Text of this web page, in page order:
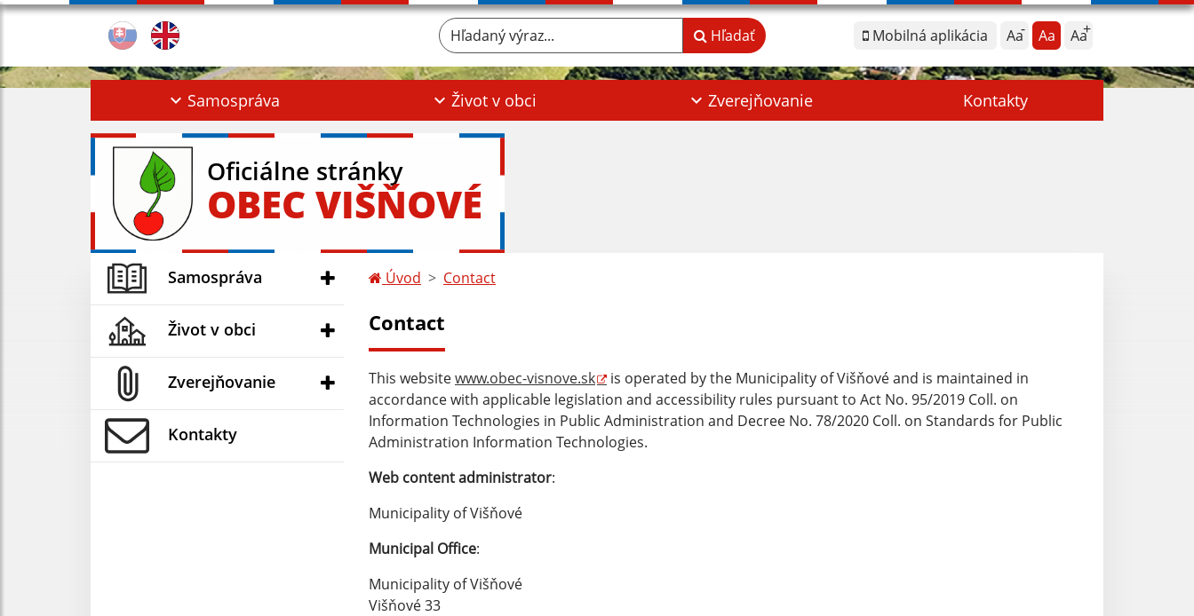
Mobilná aplikácia Aa Aa Aa
Hľadaný výraz... Hľadať
Samospráva Život v obci Zverejňovanie Kontakty
Oficiálne stránky
OBEC VIŠŇOVÉ
Samospráva
Život v obci
Zverejňovanie
Kontakty
Úvod Contact
Contact
This websitewww.obec-visnove.sk is operated by the Municipality of Višňové and is maintained in
accordance with applicable legislation and accessibility rules pursuant to Act No. 95/2019 Coll. on
Information Technologies in Public Administration and Decree No. 78/2020 Coll. on Standards for Public
Administration Information Technologies.
Web content administrator:
Municipality of Višňové
Municipal Office:
Municipality of Višňové
Višňové 33